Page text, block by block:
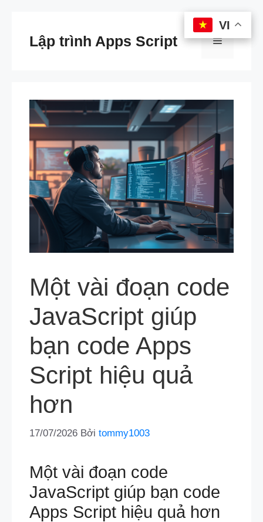
Lập trình Apps Script Menu
Một vài đoạn code
JavaScript giúp
bạn code Apps
Script hiệu quả
hơn
17/07/2026 Bởi tommy1003
Một vài đoạn code
JavaScript giúp bạn code
Apps Script hiệu quả hơn
VI
VI